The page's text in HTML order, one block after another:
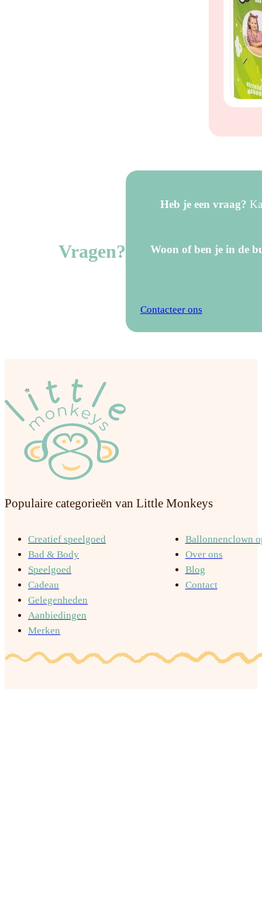
Vragen?
Heb je een vraag?
Woon of ben je in de
Contacteer ons
Populaire categorieën van Little Monkeys
Creatief speelgoed
Bad & Body
Speelgoed
Cadeau
Gelegenheden
Aanbiedingen
Merken
Ballonnenclown
Over ons
Blog
Contact